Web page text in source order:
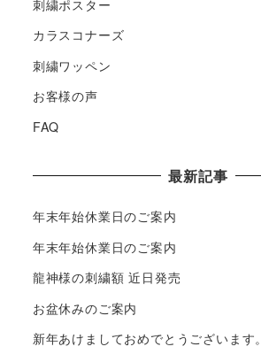
刺繍ポスター
カラスコナーズ
刺繍ワッペン
お客様の声
FAQ
最新記事
年末年始休業日のご案内
年末年始休業日のご案内
龍神様の刺繍額 近日発売
お盆休みのご案内
新年あけましておめでとうございます。